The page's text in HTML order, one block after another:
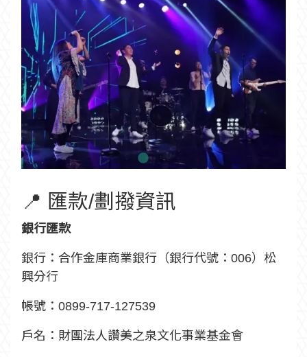
📍 匯款/劃撥資訊
銀行匯款
銀行：合作金庫商業銀行（銀行代號：006）松
興分行
帳號：0899-717-127539
戶名：財團法人讚美之泉文化事業基金會